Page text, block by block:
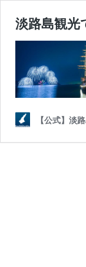
淡路島観光
【公式】淡